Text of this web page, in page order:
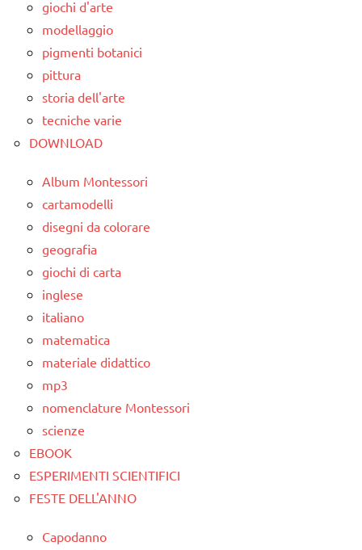
giochi d'arte
modellaggio
pigmenti botanici
pittura
storia dell'arte
tecniche varie
DOWNLOAD
Album Montessori
cartamodelli
disegni da colorare
geografia
giochi di carta
inglese
italiano
matematica
materiale didattico
mp3
nomenclature Montessori
scienze
EBOOK
ESPERIMENTI SCIENTIFICI
FESTE DELL'ANNO
Capodanno